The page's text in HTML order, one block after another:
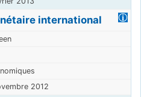
international
2012